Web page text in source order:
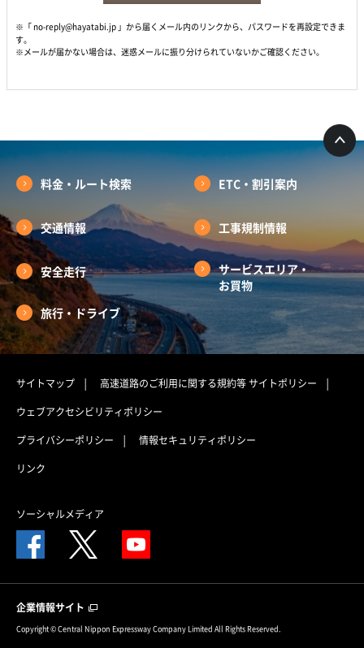
※「 no-reply@hayatabi.jp 」から届くメール内のリンクから、パスワードを再設定できま
す。
※メールが届かない場合は、迷惑メールに振り分けられていないかご確認ください。
料金・ルート検索 ETC・割引案内
交通情報 工事規制情報
安全走行
サービスエリア・
お買物
旅行・ドライブ
サイトマップ 高速道路のご利用に関する規約等サイトポリシー
ウェブアクセシビリティポリシー
プライバシーポリシー
情報セキュリティポリシー
リンク
ソーシャルメディア
企業情報サイト
Copyright © Central Nippon Expressway Company Limited All Rights Reserved.